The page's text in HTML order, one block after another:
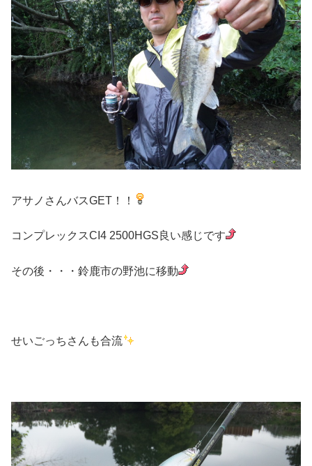
アサノさんバスGET！！
コンプレックスCI4 2500HGS良い感じです
その後・・・鈴鹿市の野池に移動
せいごっちさんも合流